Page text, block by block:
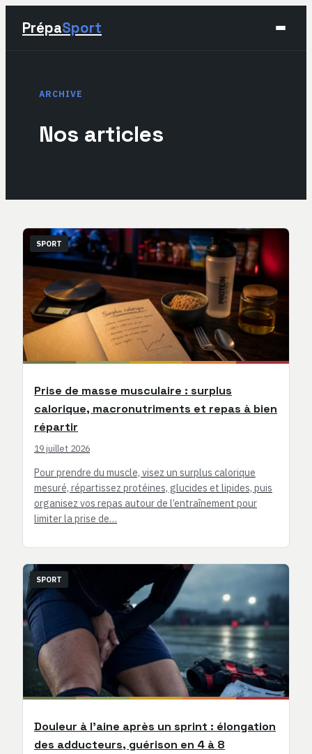
PrépaSport
ARCHIVE
Nos articles
SPORT
Prise de masse musculaire : surplus
calorique, macronutriments et repas à bien
répartir
19 juillet 2026
Pour prendre du muscle, visez un surplus calorique
mesuré, répartissez protéines, glucides et lipides, puis
organisez vos repas autour de l’entraînement pour
limiter la prise de…
SPORT
Douleur à l’aine après un sprint : élongation
des adducteurs, guérison en 4 à 8